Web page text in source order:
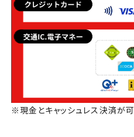
※現金とキャッシュレス決済が可